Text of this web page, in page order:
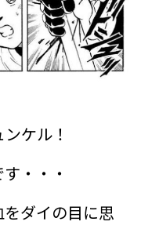
ケル！
・・・
ダイの目に思